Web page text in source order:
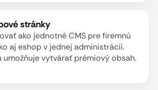
stránky
ako jednotné CMS pre firemnú
aj eshop v jednej administrácii.
umožňuje vytvárať prémiový obsah.